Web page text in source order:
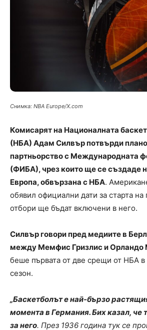
Снимка: NBA Europe/X.com
Комисарят на Националната
(НБА) Адам Силвър потвърди
партньорство с Международната
(ФИБА), чрез които ще се създаде
Европа, обвързана с НБА.
обявил официални дати за старта на
отбори ще бъдат включени в него.
Силвър говори пред медиите в
между Мемфис Гризлис и
беше първата от две срещи от НБА в
сезон.
„Баскетболът е най-бързо
момента в Германия. Бих казал, че
за него. През 1936 година тук се